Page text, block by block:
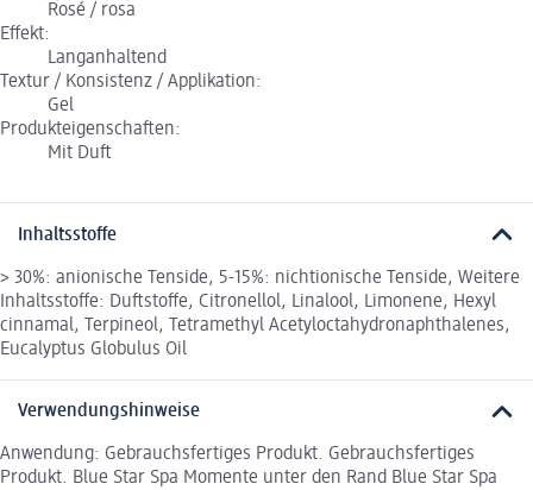
Rosé / rosa
Effekt:
Langanhaltend
Textur / Konsistenz / Applikation:
Gel
Produkteigenschaften:
Mit Duft
Inhaltsstoffe
> 30%: anionische Tenside, 5-15%: nichtionische Tenside, Weitere
Inhaltsstoffe: Duftstoffe, Citronellol, Linalool, Limonene, Hexyl
cinnamal, Terpineol, Tetramethyl Acetyloctahydronaphthalenes,
Eucalyptus Globulus Oil
Verwendungshinweise
Anwendung: Gebrauchsfertiges Produkt. Gebrauchsfertiges
Produkt. Blue Star Spa Momente unter den Rand Blue Star Spa